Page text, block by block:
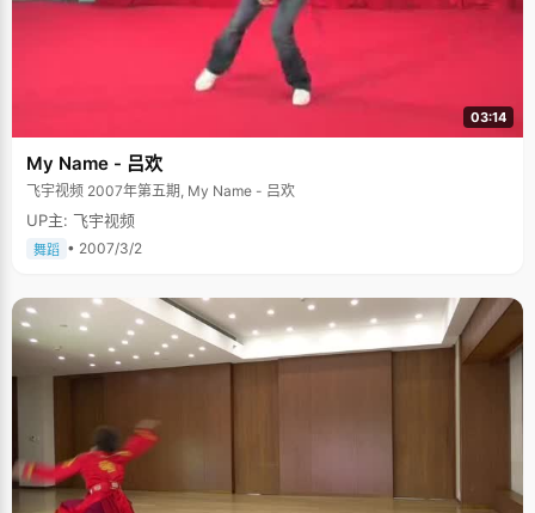
03:14
My Name - 吕欢
飞宇视频 2007年第五期, My Name - 吕欢
UP主: 飞宇视频
舞蹈 • 2007/3/2